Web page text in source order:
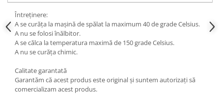
Întreținere:
A se curăța la mașină de spălat la maximum 40 de grade Celsius.
A nu se folosi înălbitor.
A se călca la temperatura maximă de 150 grade Celsius.
A nu se curăța chimic.
Calitate garantată
Garantăm că acest produs este original și suntem autorizați să
comercializam acest produs.